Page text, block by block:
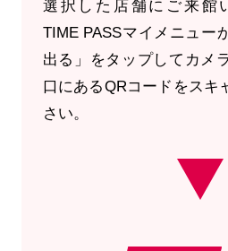
選択した店舗にご来館
TIME PASSマイメニュー
出る」をタップしてカメ
口にあるQRコードをスキ
さい。